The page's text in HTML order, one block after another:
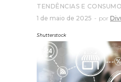
TENDÊNCIAS E CONSUMO
1 de maio de 2025
por
Shutterstock